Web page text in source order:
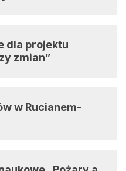
dla projektu
zmian”
w Rucianem-